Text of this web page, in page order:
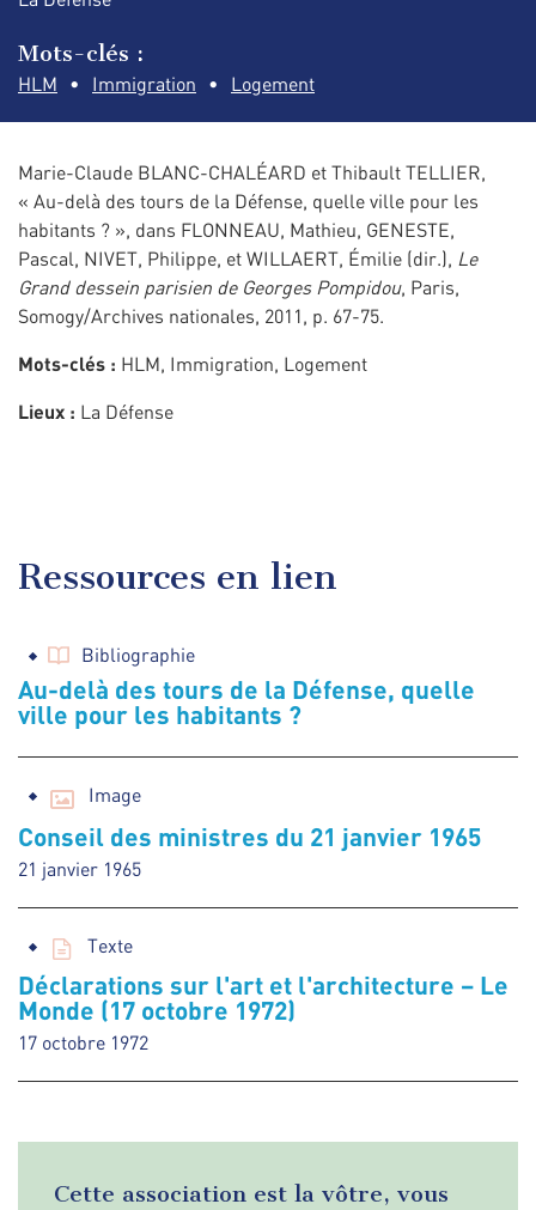
Mots-clés :
HLM Immigration Logement
Marie-Claude BLANC-CHALÉARD et Thibault TELLIER,
« Au-delà des tours de la Défense, quelle ville pour les
habitants ? », dans FLONNEAU, Mathieu, GENESTE,
Pascal, NIVET, Philippe, et WILLAERT, Émilie (dir.), Le
Grand dessein parisien de Georges Pompidou, Paris,
Somogy/Archives nationales, 2011, p. 67-75.
Mots-clés : HLM, Immigration, Logement
Lieux : La Défense
Ressources en lien
Bibliographie
Au-delà des tours de la Défense, quelle
ville pour les habitants ?
Image
Conseil des ministres du 21 janvier 1965
21 janvier 1965
Texte
Déclarations sur l'art et l'architecture – Le
Monde (17 octobre 1972)
17 octobre 1972
Cette association est la vôtre, vous